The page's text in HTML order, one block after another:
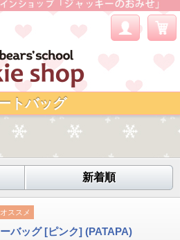
トバッグ
新着順
オススメ
バッグ [ピンク] (PATAPA)